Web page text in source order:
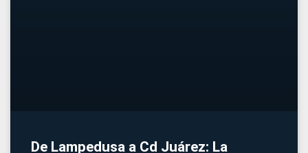
De Lampedusa a Cd Juárez: La